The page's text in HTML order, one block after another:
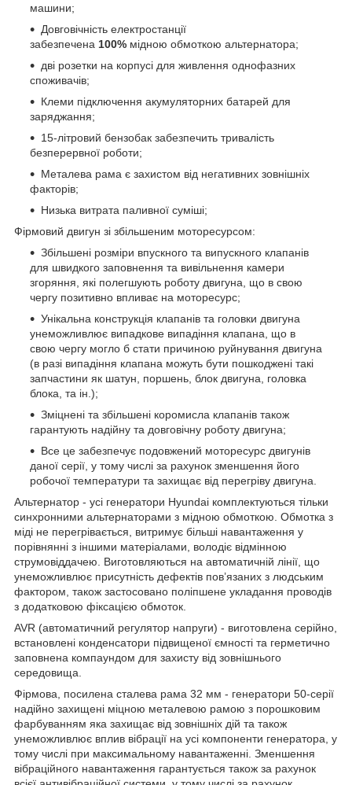
машини;
Довговічність електростанції
забезпечена 100% мідною обмоткою альтернатора;
дві розетки на корпусі для живлення однофазних
споживачів;
Клеми підключення акумуляторних батарей для
заряджання;
15-літровий бензобак забезпечить тривалість
безперервної роботи;
Металева рама є захистом від негативних зовнішніх
факторів;
Низька витрата паливної суміші;
Фірмовий двигун зі збільшеним моторесурсом:
Збільшені розміри впускного та випускного клапанів
для швидкого заповнення та вивільнення камери
згоряння, які полегшують роботу двигуна, що в свою
чергу позитивно впливає на моторесурс;
Унікальна конструкція клапанів та головки двигуна
унеможливлює випадкове випадіння клапана, що в
свою чергу могло б стати причиною руйнування двигуна
(в разі випадіння клапана можуть бути пошкоджені такі
запчастини як шатун, поршень, блок двигуна, головка
блока, та ін.);
Зміцнені та збільшені коромисла клапанів також
гарантують надійну та довговічну роботу двигуна;
Все це забезпечує подовжений моторесурс двигунів
даної серії, у тому числі за рахунок зменшення його
робочої температури та захищає від перегріву двигуна.
Альтернатор - усі генератори Hyundai комплектуються тільки
синхронними альтернаторами з мідною обмоткою. Обмотка з
міді не перегрівається, витримує більші навантаження у
порівнянні з іншими матеріалами, володіє відмінною
струмовіддачею. Виготовляються на автоматичній лінії, що
унеможливлює присутність дефектів пов’язаних з людським
фактором, також застосовано поліпшене укладання проводів
з додатковою фіксацією обмоток.
AVR (автоматичний регулятор напруги) - виготовлена серійно,
встановлені конденсатори підвищеної ємності та герметично
заповнена компаундом для захисту від зовнішнього
середовища.
Фірмова, посилена сталева рама 32 мм - генератори 50-серії
надійно захищені міцною металевою рамою з порошковим
фарбуванням яка захищає від зовнішніх дій та також
унеможливлює вплив вібрації на усі компоненти генератора, у
тому числі при максимальному навантаженні. Зменшення
вібраційного навантаження гарантується також за рахунок